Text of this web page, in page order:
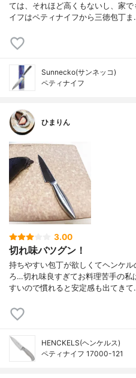
ては、それほど高くもないし、家
イフはペティナイフから三徳包丁
Sunnecko(サンネッコ)
ペティナイフ
ひまりん
3.00
切れ味バツグン！
持ちやすい包丁が欲しくてヘンケ
ろ…切れ味良すぎてお料理苦手の
すいので慣れると安定感も出てき
HENCKELS(ヘンケルス)
ペティナイフ 17000-121